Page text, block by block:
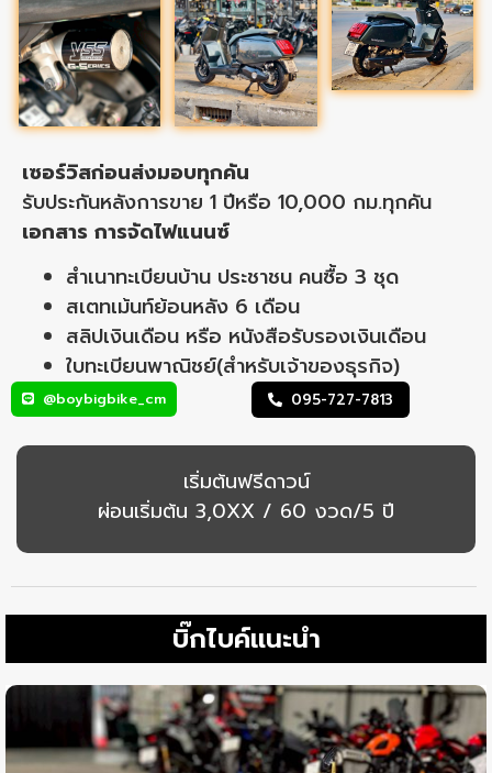
เซอร์วิสก่อนส่งมอบทุกคัน
รับประกันหลังการขาย 1 ปีหรือ 10,000 กม.ทุกคัน
เอกสาร การจัดไฟแนนซ์
สำเนาทะเบียนบ้าน ประชาชน คนซื้อ 3 ชุด
สเตทเม้นท์ย้อนหลัง 6 เดือน
สลิปเงินเดือน หรือ หนังสือรับรองเงินเดือน
ใบทะเบียนพาณิชย์(สำหรับเจ้าของธุรกิจ)
@boybigbike_cm 095-727-7813
เริ่มต้นฟรีดาวน์
ผ่อนเริ่มต้น 3,0XX / 60 งวด/5 ปี
บิ๊กไบค์แนะนำ